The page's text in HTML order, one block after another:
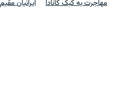
مهاجرت به کبک کانادا ایرانیان